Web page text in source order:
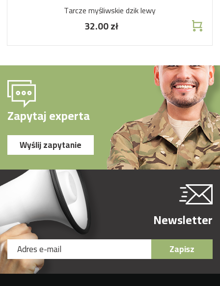
Tarcze myśliwskie dzik lewy
32.00 zł
Zapytaj experta
Wyślij zapytanie
Newsletter
Zapisz